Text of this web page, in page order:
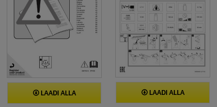
LAADI ALLA LAADI ALLA